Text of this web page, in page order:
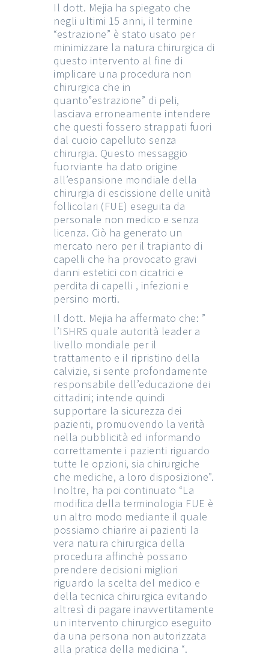
Il dott. Mejia ha spiegato che
negli ultimi 15 anni, il termine
“estrazione” è stato usato per
minimizzare la natura chirurgica di
questo intervento al fine di
implicare una procedura non
chirurgica che in
quanto”estrazione” di peli,
lasciava erroneamente intendere
che questi fossero strappati fuori
dal cuoio capelluto senza
chirurgia. Questo messaggio
fuorviante ha dato origine
all’espansione mondiale della
chirurgia di escissione delle unità
follicolari (FUE) eseguita da
personale non medico e senza
licenza. Ciò ha generato un
mercato nero per il trapianto di
capelli che ha provocato gravi
danni estetici con cicatrici e
perdita di capelli , infezioni e
persino morti.
Il dott. Mejia ha affermato che: ”
l’ISHRS quale autorità leader a
livello mondiale per il
trattamento e il ripristino della
calvizie, si sente profondamente
responsabile dell’educazione dei
cittadini; intende quindi
supportare la sicurezza dei
pazienti, promuovendo la verità
nella pubblicità ed informando
correttamente i pazienti riguardo
tutte le opzioni, sia chirurgiche
che mediche, a loro disposizione”.
Inoltre, ha poi continuato “La
modifica della terminologia FUE è
un altro modo mediante il quale
possiamo chiarire ai pazienti la
vera natura chirurgica della
procedura affinchè possano
prendere decisioni migliori
riguardo la scelta del medico e
della tecnica chirurgica evitando
altresì di pagare inavvertitamente
un intervento chirurgico eseguito
da una persona non autorizzata
alla pratica della medicina “.